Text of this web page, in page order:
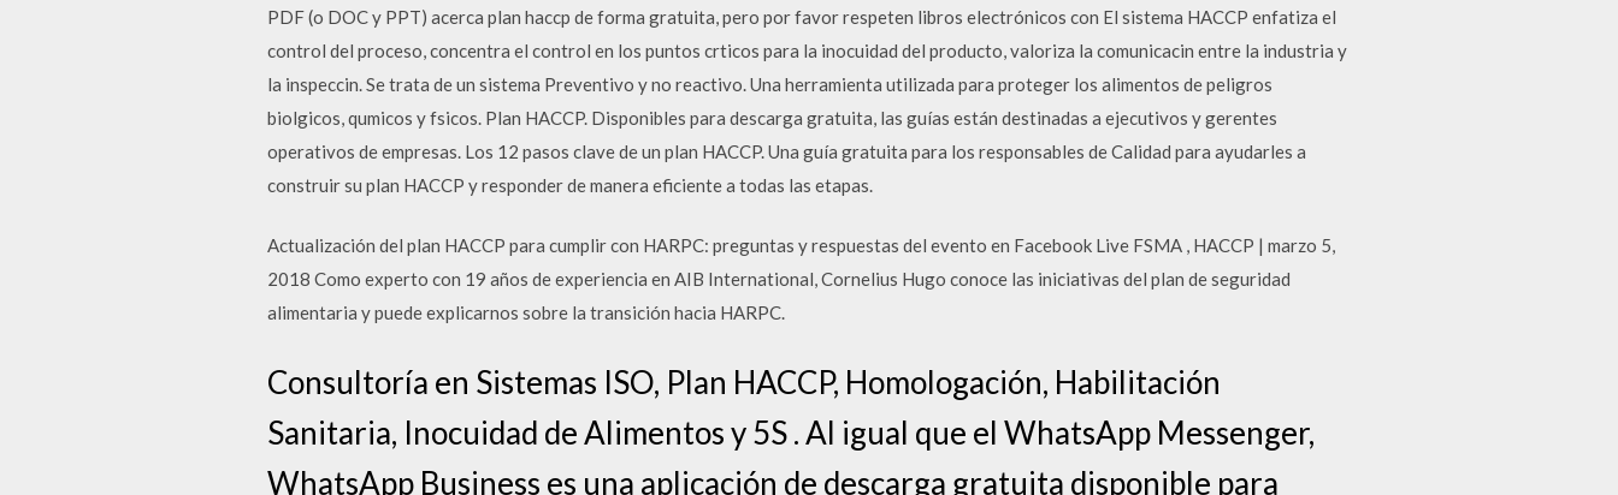
PDF (o DOC y PPT) acerca plan haccp de forma gratuita, pero por favor respeten libros electrónicos con El sistema HACCP enfatiza el
control del proceso, concentra el control en los puntos crticos para la inocuidad del producto, valoriza la comunicacin entre la industria y
la inspeccin. Se trata de un sistema Preventivo y no reactivo. Una herramienta utilizada para proteger los alimentos de peligros
biolgicos, qumicos y fsicos. Plan HACCP. Disponibles para descarga gratuita, las guías están destinadas a ejecutivos y gerentes
operativos de empresas. Los 12 pasos clave de un plan HACCP. Una guía gratuita para los responsables de Calidad para ayudarles a
construir su plan HACCP y responder de manera eficiente a todas las etapas.
Actualización del plan HACCP para cumplir con HARPC: preguntas y respuestas del evento en Facebook Live FSMA , HACCP | marzo 5,
2018 Como experto con 19 años de experiencia en AIB International, Cornelius Hugo conoce las iniciativas del plan de seguridad
alimentaria y puede explicarnos sobre la transición hacia HARPC.
Consultoría en Sistemas ISO, Plan HACCP, Homologación, Habilitación
Sanitaria, Inocuidad de Alimentos y 5S . Al igual que el WhatsApp Messenger,
WhatsApp Business es una aplicación de descarga gratuita disponible para